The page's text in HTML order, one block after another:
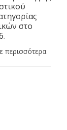
στο
περισσότερα